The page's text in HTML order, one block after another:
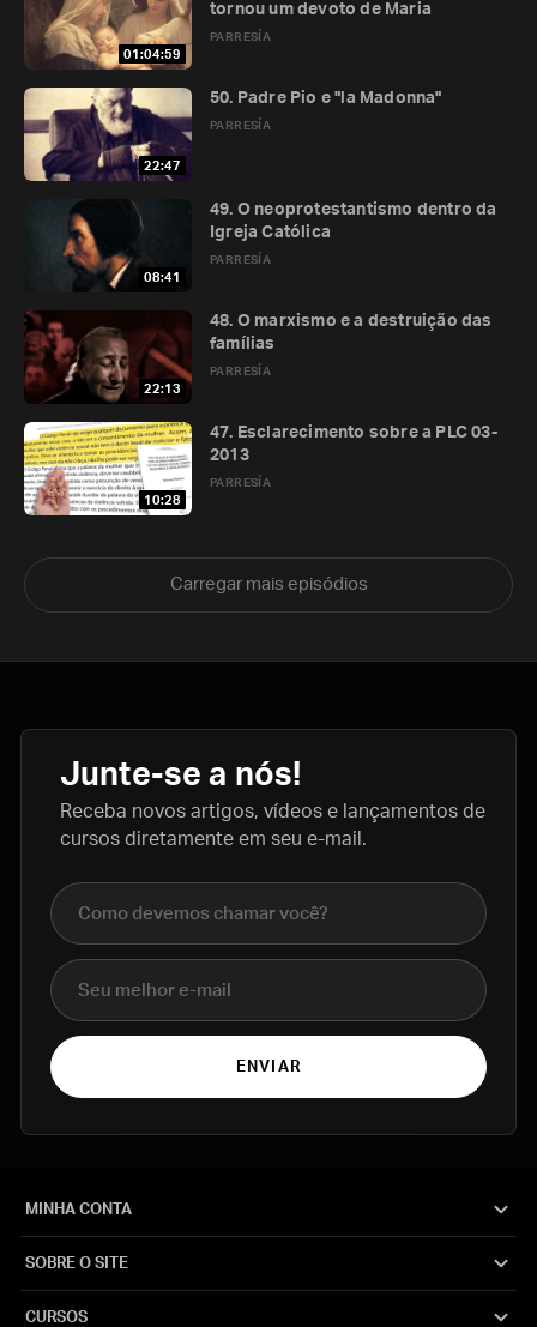
01:04:59
PARRESÍA
tornou um devoto de Maria
22:47
PARRESÍA
50. Padre Pio e "la Madonna"
08:41
PARRESÍA
49. O neoprotestantismo dentro da
Igreja Católica
22:13
PARRESÍA
48. O marxismo e a destruição das
famílias
10:28
PARRESÍA
47. Esclarecimento sobre a PLC 03-
2013
Carregar mais episódios
Junte-se a nós!
Receba novos artigos, vídeos e lançamentos de
cursos diretamente em seu e-mail.
Nome completo
E-mail
ENVIAR
MINHA CONTA
SOBRE O SITE
CURSOS